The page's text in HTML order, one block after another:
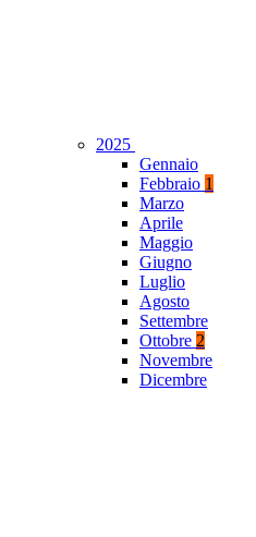
2025
Gennaio
Febbraio 1
Marzo
Aprile
Maggio
Giugno
Luglio
Agosto
Settembre
Ottobre 2
Novembre
Dicembre